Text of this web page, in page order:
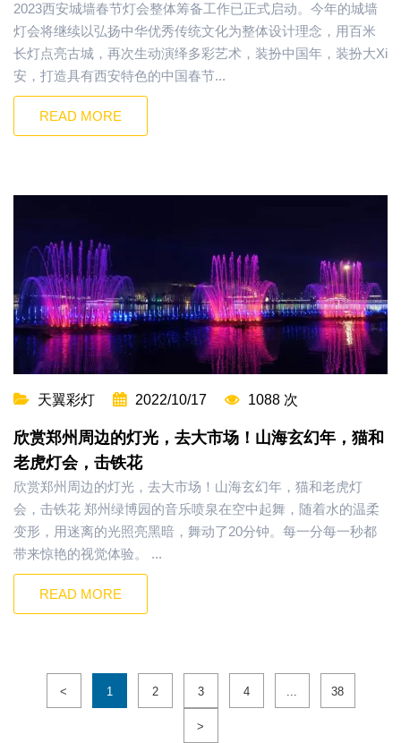
2023西安城墙春节灯会整体筹备工作已正式启动。今年的城墙
灯会将继续以弘扬中华优秀传统文化为整体设计理念，用百米
长灯点亮古城，再次生动演绎多彩艺术，装扮中国年，装扮大Xi
安，打造具有西安特色的中国春节...
READ MORE
天翼彩灯 2022/10/17 1088 次
欣赏郑州周边的灯光，去大市场！山海玄幻年，猫和
老虎灯会，击铁花
欣赏郑州周边的灯光，去大市场！山海玄幻年，猫和老虎灯
会，击铁花 郑州绿博园的音乐喷泉在空中起舞，随着水的温柔
变形，用迷离的光照亮黑暗，舞动了20分钟。每一分每一秒都
带来惊艳的视觉体验。 ...
READ MORE
< 1 2 3 4 ... 38
>